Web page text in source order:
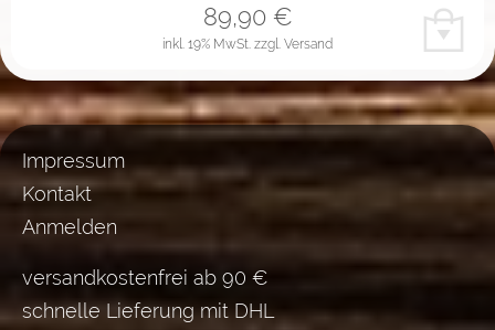
inkl. 19% MwSt. zzgl. Versand
89,90€
Impressum
Kontakt
Anmelden
versandkostenfrei ab 90 €
schnelle Lieferung mit DHL